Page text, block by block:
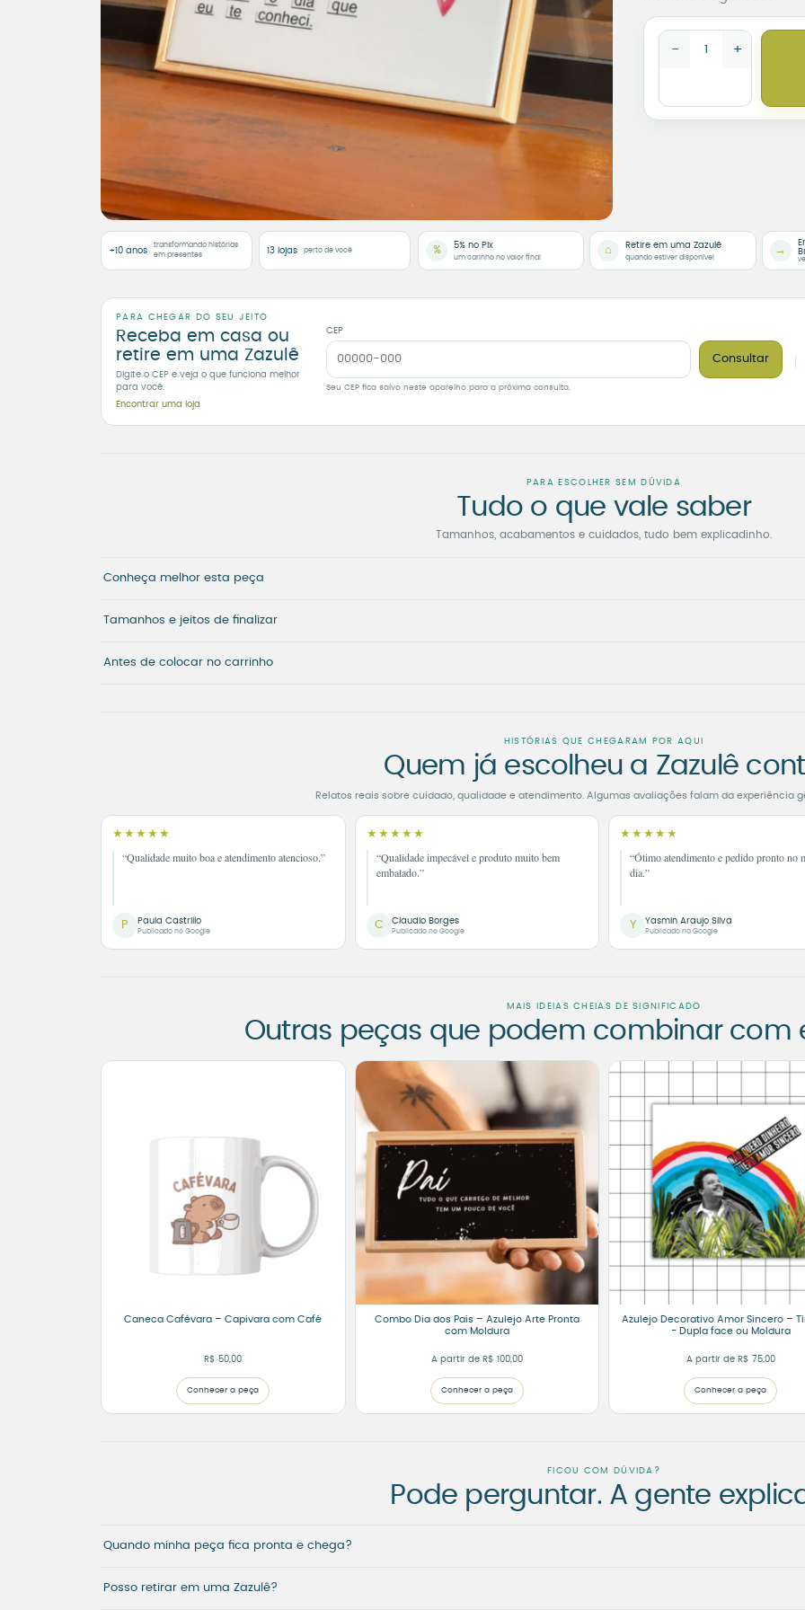
Azulejo Decorativo
− +
+10 anos
transformando histórias
em presentes
13 lojas perto de você % 5% no Pix
um carinho no valor final
⌂ Retire em uma Zazulê
quando estiver disponível
→
PARA CHEGAR DO SEU JEITO
Receba em casa ou
retire em uma Zazulê
Digite o CEP e veja o que funciona melhor
para você.
Encontrar uma loja
CEP
Consultar
Seu CEP fica salvo neste aparelho para a próxima consulta.
PARA ESCOLHER SEM DÚVIDA
Tudo o que vale saber
Tamanhos, acabamentos e cuidados, tudo bem explicadinho.
Conheça melhor esta peça
Tamanhos e jeitos de finalizar
Antes de colocar no carrinho
HISTÓRIAS QUE CHEGARAM POR AQUI
Quem já escolheu a Zazulê
Relatos reais sobre cuidado, qualidade e atendimento. Algumas avaliações falam da experiência
★★★★★
“Qualidade muito boa e atendimento atencioso.”
P Paula Castrillo
Publicado no Google
★★★★★
“Qualidade impecável e produto muito bem
embalado.”
C Claudio Borges
Publicado no Google
★★★★★
“Ótimo atendimento e pedido pronto no
dia.”
Y Yasmin Araujo Silva
Publicado no Google
MAIS IDEIAS CHEIAS DE SIGNIFICADO
Outras peças que podem combinar com
Caneca Cafévara – Capivara com Café
R$ 50,00
Conhecer a peça
Combo Dia dos Pais – Azulejo Arte Pronta
com Moldura
A partir de R$ 100,00
Conhecer a peça
Azulejo Decorativo Amor Sincero –
- Dupla face ou Moldura
A partir de R$ 75,00
Conhecer a peça
FICOU COM DÚVIDA?
Pode perguntar. A gente
Quando minha peça fica pronta e chega?
Posso retirar em uma Zazulê?